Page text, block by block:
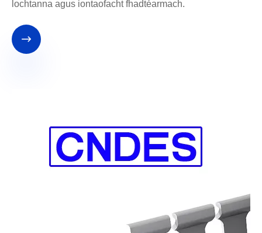
lochtanna agus iontaofacht fhadtéarmach.
